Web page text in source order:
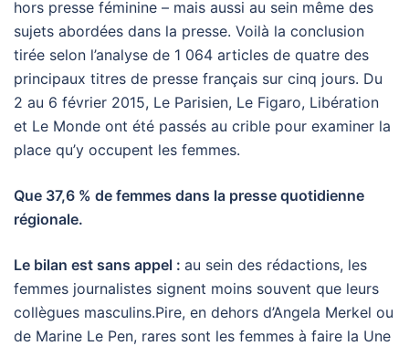
hors presse féminine – mais aussi au sein même des
sujets abordées dans la presse. Voilà la conclusion
tirée selon l’analyse de 1 064 articles de quatre des
principaux titres de presse français sur cinq jours. Du
2 au 6 février 2015, Le Parisien, Le Figaro, Libération
et Le Monde ont été passés au crible pour examiner la
place qu’y occupent les femmes.
Que 37,6 % de femmes dans la presse quotidienne
régionale.
Le bilan est sans appel : au sein des rédactions, les
femmes journalistes signent moins souvent que leurs
collègues masculins.Pire, en dehors d’Angela Merkel ou
de Marine Le Pen, rares sont les femmes à faire la Une